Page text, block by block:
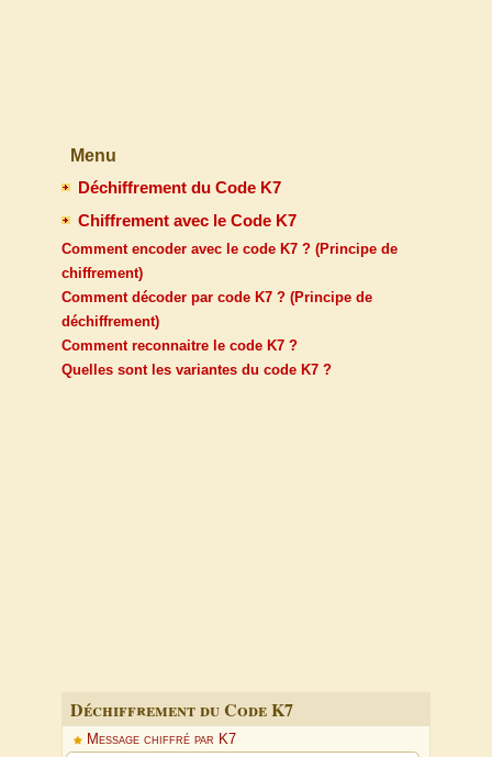
Menu
Déchiffrement du Code K7
Chiffrement avec le Code K7
Comment encoder avec le code K7 ? (Principe de
chiffrement)
Comment décoder par code K7 ? (Principe de
déchiffrement)
Comment reconnaitre le code K7 ?
Quelles sont les variantes du code K7 ?
Déchiffrement du Code K7
Message chiffré par K7